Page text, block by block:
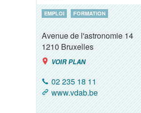
EMPLOI FORMATION
Avenue de l'astronomie 14
1210Bruxelles
VOIR PLAN
02 235 18 11
www.vdab.be